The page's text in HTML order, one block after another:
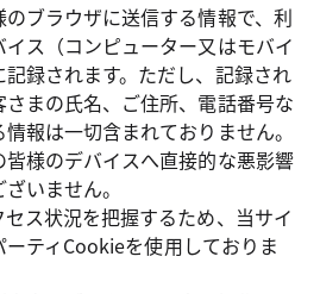
ブラウザに送信する情報で、利
ス（コンピューター又はモバイ
録されます。ただし、記録され
まの氏名、ご住所、電話番号な
報は一切含まれておりません。
様のデバイスへ直接的な悪影響
いません。
ス状況を把握するため、当サイ
ーティCookieを使用しておりま